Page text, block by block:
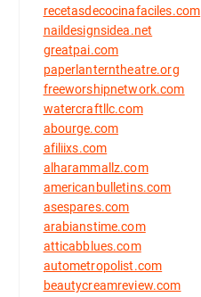
recetasdecocinafaciles.com
naildesignsidea.net
greatpai.com
paperlanterntheatre.org
freeworshipnetwork.com
watercraftllc.com
abourge.com
afiliixs.com
alharammallz.com
americanbulletins.com
asespares.com
arabianstime.com
atticabblues.com
autometropolist.com
beautycreamreview.com